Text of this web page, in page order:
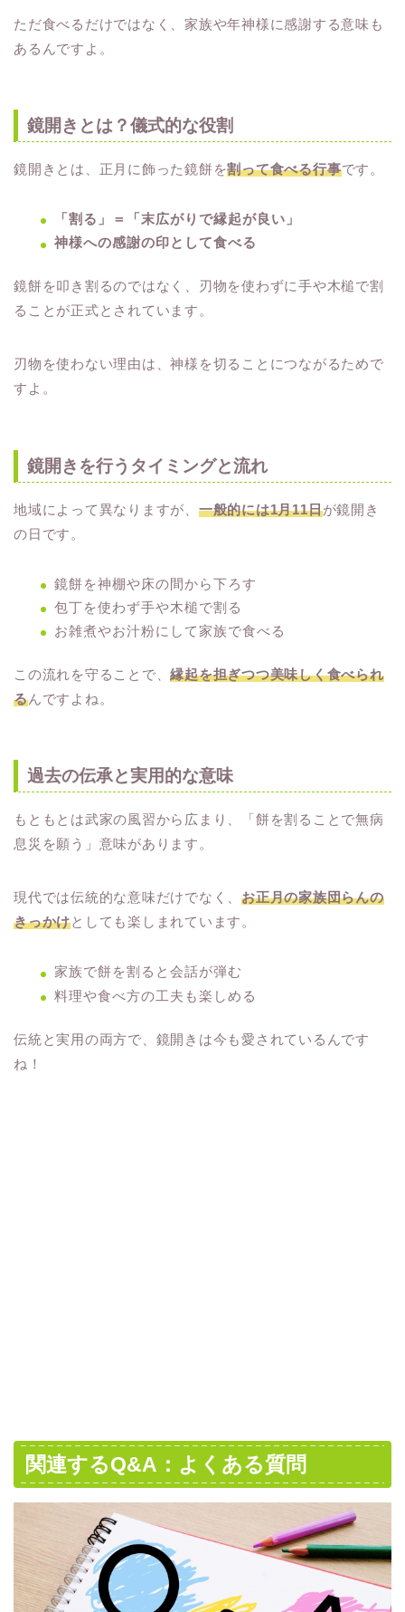
ただ食べるだけではなく、家族や年神様に感謝する意味も
あるんですよ。
鏡開きとは？儀式的な役割
鏡開きとは、正月に飾った鏡餅を割って食べる行事です。
「割る」＝「末広がりで縁起が良い」
神様への感謝の印として食べる
鏡餅を叩き割るのではなく、刃物を使わずに手や木槌で割
ることが正式とされています。
刃物を使わない理由は、神様を切ることにつながるためで
すよ。
鏡開きを行うタイミングと流れ
地域によって異なりますが、 一般的には1月11日が鏡開き
の日です。
鏡餅を神棚や床の間から下ろす
包丁を使わず手や木槌で割る
お雑煮やお汁粉にして家族で食べる
この流れを守ることで、縁起を担ぎつつ美味しく食べられ
るんですよね。
過去の伝承と実用的な意味
もともとは武家の風習から広まり、「餅を割ることで無病
息災を願う」意味があります。
現代では伝統的な意味だけでなく、お正月の家族団らんの
きっかけとしても楽しまれています。
家族で餅を割ると会話が弾む
料理や食べ方の工夫も楽しめる
伝統と実用の両方で、鏡開きは今も愛されているんです
ね！
関連するQ&A：よくある質問